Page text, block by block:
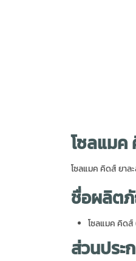
โซลแมค
โซลแมค คิดส์ ยาละ
ชื่อผลิต
โซลแมค คิดส์
ส่วนประ